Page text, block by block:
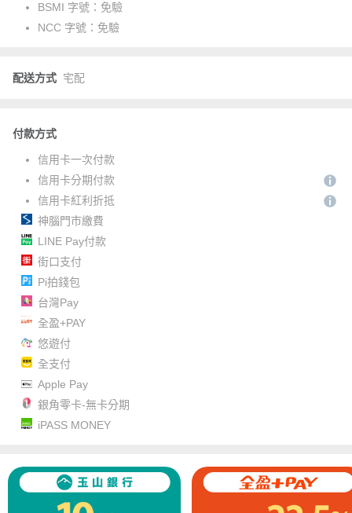
BSMI 字號： 免驗
NCC 字號： 免驗
配送方式 宅配
付款方式
信用卡一次付款
信用卡分期付款
信用卡紅利折抵
神腦門市繳費
LINE Pay付款
街口支付
Pi拍錢包
台灣Pay
全盈+PAY
悠遊付
全支付
Apple Pay
銀角零卡-無卡分期
iPASS MONEY